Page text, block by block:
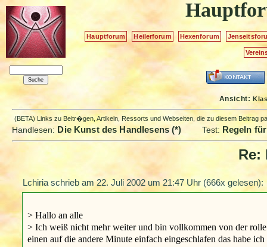
Hauptforum Heilerforum Hexenforum
Ansicht:
(BETA) Links zu Beitr�gen, Artikeln, Ressorts und Webseiten, die zu diesem Beitrag
Handlesen: Die Kunst des Handlesens (*) Test: Regeln
Re:
Lchiria schrieb am22. Juli 2002 um 21:47 Uhr (666x gelesen):
> Hallo an alle
> Ich weiß nicht mehr weiter und bin vollkommen von der
einen auf die andere Minute einfach eingeschlafen das habe